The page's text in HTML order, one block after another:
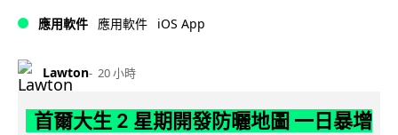
應用軟件 應用軟件 iOS App
Lawton 20 小時
首爾大生 2 星期開發防曬地圖 一日暴增